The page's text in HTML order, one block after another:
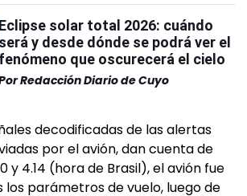
Eclipse solar total 2026: cuándo
será y desde dónde se podrá ver el
fenómeno que oscurecerá el cielo
Redacción Diario de Cuyo
decodificadas de las alertas
por el avión, dan cuenta de
y 4.14 (hora de Brasil), el avión fue
los parámetros de vuelo, luego de